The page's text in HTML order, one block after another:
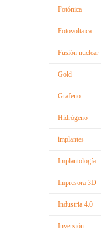
Fotónica
Fotovoltaica
Fusión nuclear
Gold
Grafeno
Hidrógeno
implantes
Implantología
Impresora 3D
Industria 4.0
Inversión